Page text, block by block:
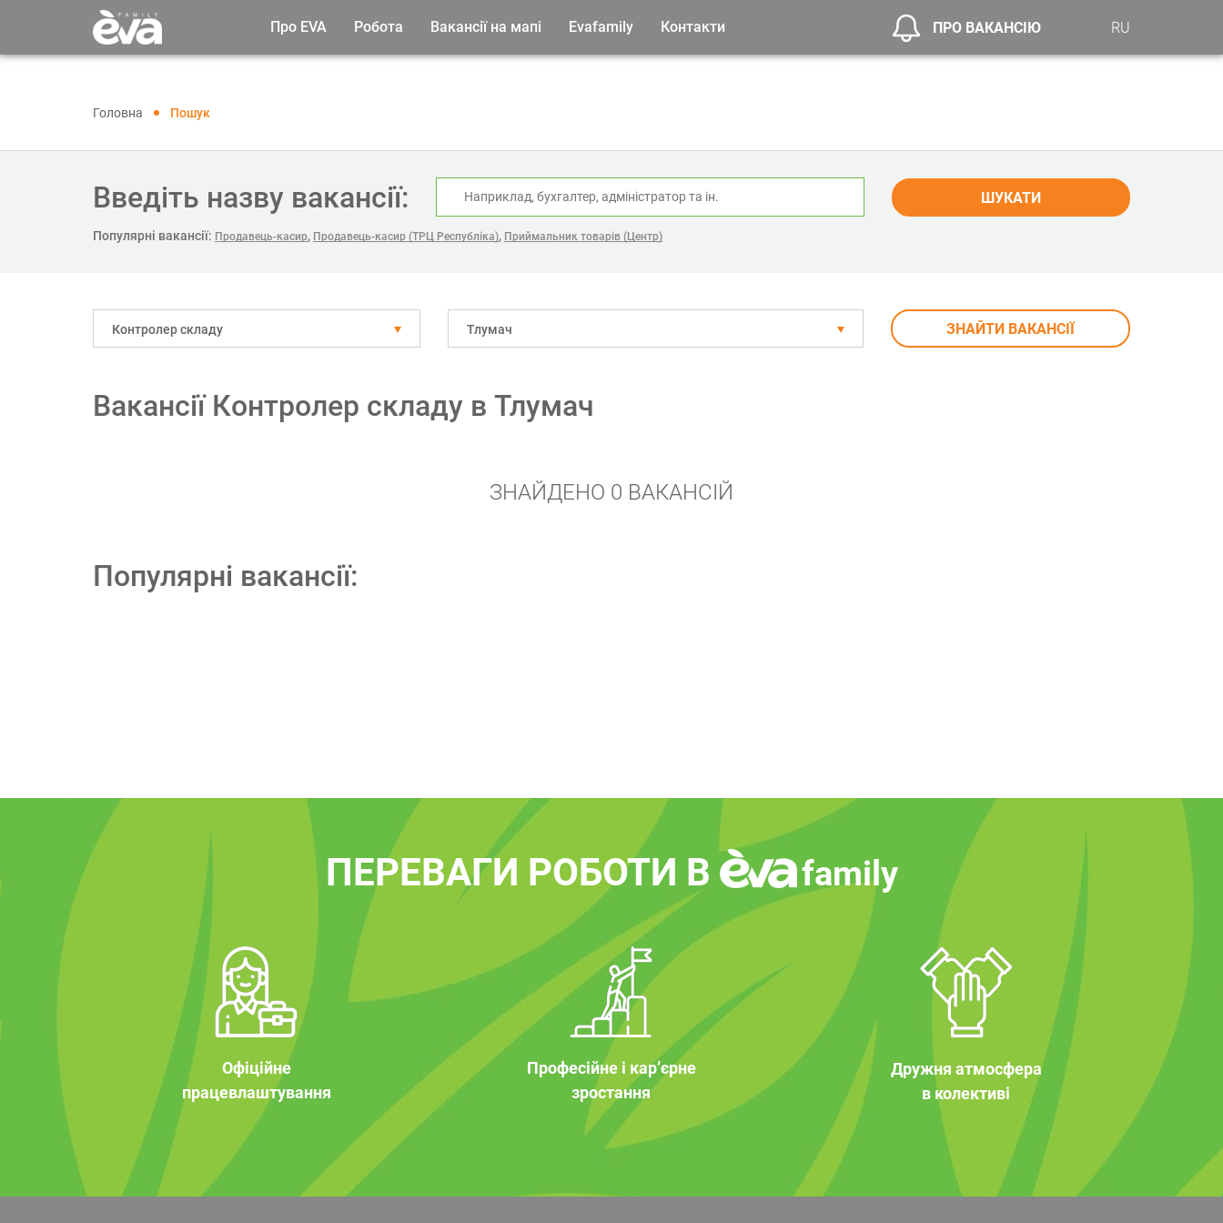
Про EVA Робота Вакансії на мапі Evafamily Контакти ПРО ВАКАНСІЮ RU
Головна Пошук
Введіть назву вакансії: ШУКАТИ
Популярні вакансії: Продавець-касир, Продавець-касир (ТРЦ Республіка), Приймальник товарів (Центр)
Контролер складу Тлумач ЗНАЙТИ ВАКАНСІЇ
Вакансії Контролер складу в Тлумач
ЗНАЙДЕНО 0 ВАКАНСІЙ
Популярні вакансії:
ПЕРЕВАГИ РОБОТИ В family
Офіційне
працевлаштування
Професійне і кар’єрне
зростання
Дружня атмосфера
в колективі